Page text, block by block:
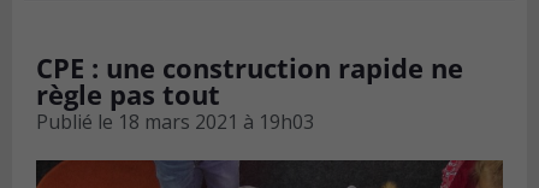
CPE : une construction rapide ne
règle pas tout
Publié le 18 mars 2021 à 19h03